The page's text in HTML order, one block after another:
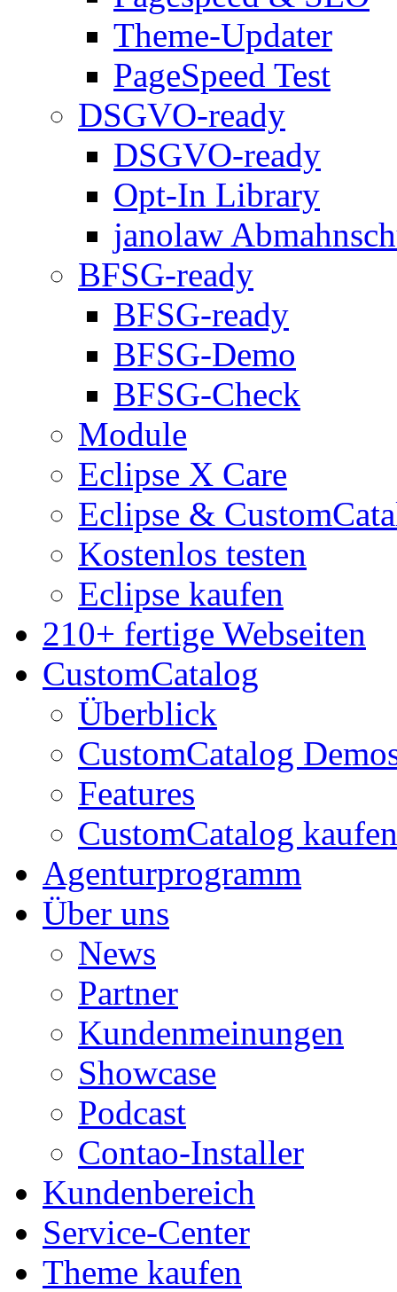
Theme-Updater
PageSpeed Test
DSGVO-ready
DSGVO-ready
Opt-In Library
janolaw
BFSG-ready
BFSG-ready
BFSG-Demo
BFSG-Check
Module
Eclipse X Care
Eclipse &
Kostenlos testen
Eclipse kaufen
210+ fertige Webseiten
CustomCatalog
Überblick
CustomCatalog
Features
CustomCatalog kaufen
Agenturprogramm
Über uns
News
Partner
Kundenmeinungen
Showcase
Podcast
Contao-Installer
Kundenbereich
Service-Center
Theme kaufen